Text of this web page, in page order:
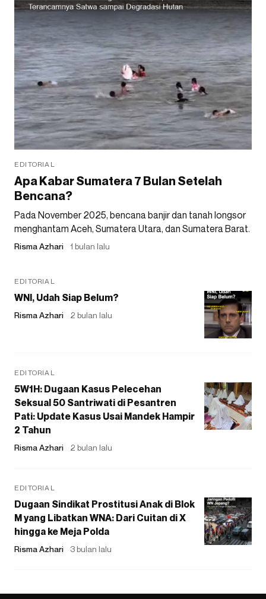
EDITORIAL
Apa Kabar Sumatera 7 Bulan Setelah
Bencana?
Pada November 2025, bencana banjir dan tanah longsor
menghantam Aceh, Sumatera Utara, dan Sumatera Barat.
Risma Azhari 1 bulan lalu
EDITORIAL
WNI, Udah Siap Belum?
Risma Azhari 2 bulan lalu
EDITORIAL
5W1H: Dugaan Kasus Pelecehan
Seksual 50 Santriwati di Pesantren
Pati: Update Kasus Usai Mandek Hampir
2 Tahun
Risma Azhari 2 bulan lalu
EDITORIAL
Dugaan Sindikat Prostitusi Anak di Blok
M yang Libatkan WNA: Dari Cuitan di X
hingga ke Meja Polda
Risma Azhari 3 bulan lalu